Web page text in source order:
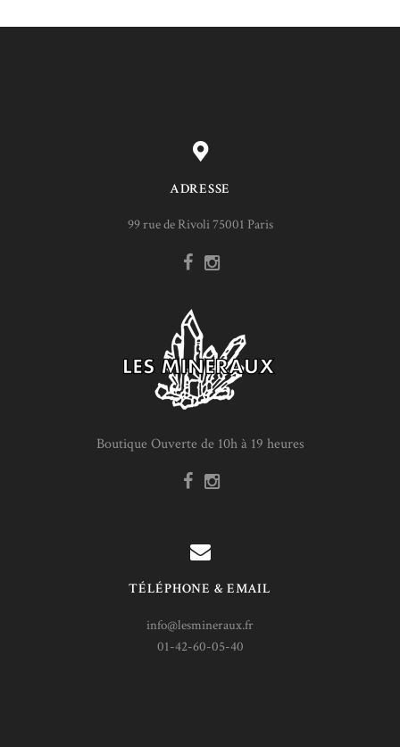
ADRESSE
99 rue de Rivoli 75001 Paris
Boutique Ouverte de 10h à 19 heures
TÉLÉPHONE & EMAIL
info@lesmineraux.fr
01-42-60-05-40